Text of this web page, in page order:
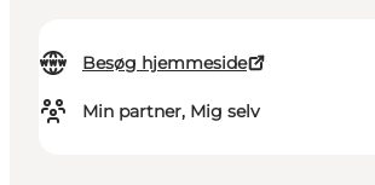
Besøg hjemmeside
Min partner, Mig selv